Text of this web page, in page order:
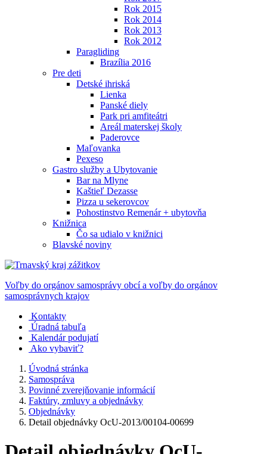
Rok 2015
Rok 2014
Rok 2013
Rok 2012
Paragliding
Brazília 2016
Pre deti
Detské ihriská
Lienka
Panské diely
Park pri amfiteátri
Areál materskej školy
Paderovce
Maľovanka
Pexeso
Gastro služby a Ubytovanie
Bar na Mlyne
Kaštieľ Dezasse
Pizza u sekerovcov
Pohostinstvo Remenár + ubytovňa
Knižnica
Čo sa udialo v knižnici
Blavské noviny
Voľby do orgánov samosprávy obcí a voľby do orgánov
samosprávnych krajov
Kontakty
Úradná tabuľa
Kalendár podujatí
Ako vybaviť?
Úvodná stránka
Samospráva
Povinné zverejňovanie informácií
Faktúry, zmluvy a objednávky
Objednávky
Detail objednávky OcU-2013/00104-00699